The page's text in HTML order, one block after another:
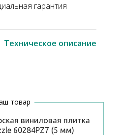
гарантия
Техническое описание
товар
виниловая плитка
60284PZ7 (5 мм)